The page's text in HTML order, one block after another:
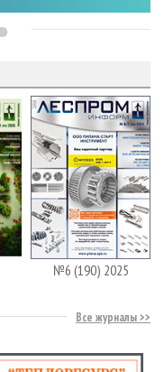
№6 (190) 2025
Все журналы